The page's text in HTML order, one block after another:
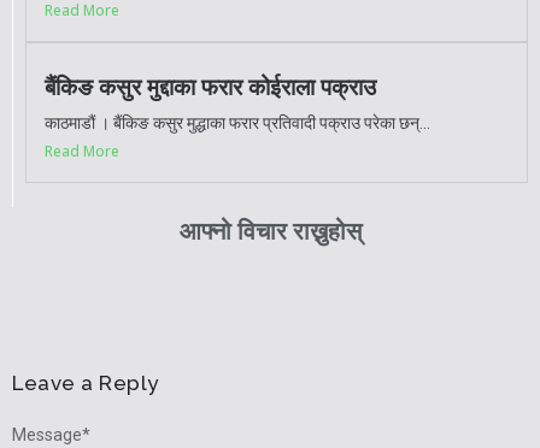
Read More
बैंकिङ कसुर मुद्दाका फरार कोईराला पक्राउ
काठमाडौं । बैंकिङ कसुर मुद्धाका फरार प्रतिवादी पक्राउ परेका छन्...
Read More
आफ्नो विचार राख्नुहोस्
Leave a Reply
Message*